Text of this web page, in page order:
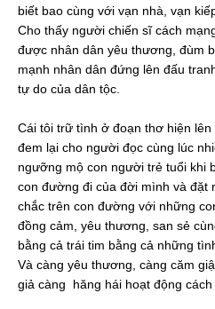
biết bao cùng với vạn nhà, vạn
Cho thấy người chiến sĩ cách
được nhân dân yêu thương, đùm
mạnh nhân dân đứng lên đấu
tự do của dân tộc.
Cái tôi trữ tình ở đoạn thơ hiện
đem lại cho người đọc cùng lúc
ngưỡng mộ con người trẻ tuổi khi
con đường đi của đời mình và đặt
chắc trên con đường với những
đồng cảm, yêu thương, san sẻ
bằng cả trái tim bằng cả những
Và càng yêu thương, càng căm
giả càng hăng hái hoạt động